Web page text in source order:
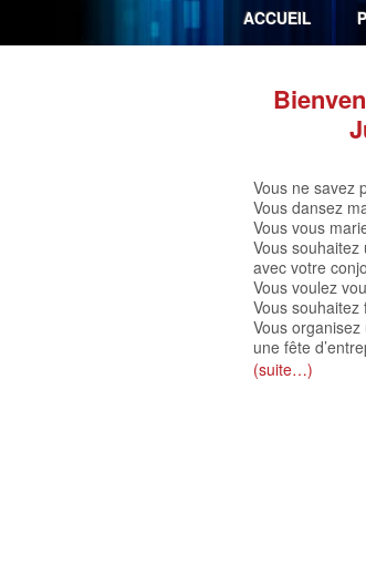
ACCUEIL
Vous ne savez
Vous dansez
Vous vous
Vous
avec votre
Vous voulez
Vous
Vous
une fête
(suite…)